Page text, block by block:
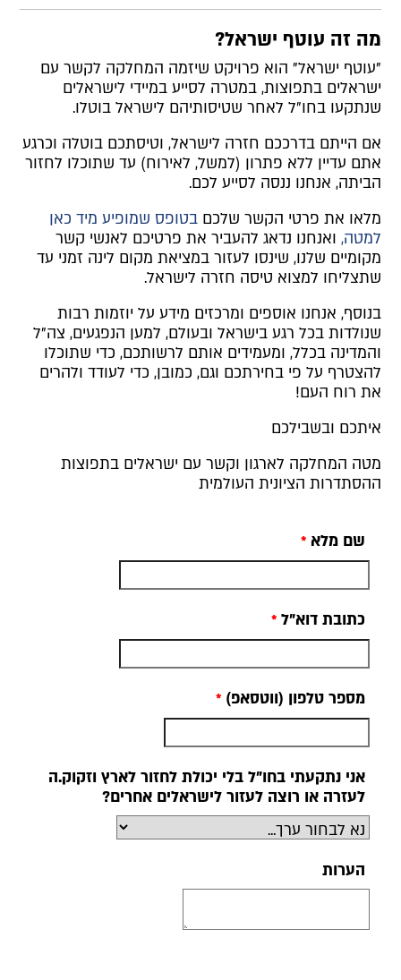
מה זה עוטף ישראל?
"עוטף ישראל" הוא פרויקט שיזמה המחלקה לקשר עם
ישראלים בתפוצות, במטרה לסייע במיידי לישראלים
שנתקעו בחו"ל לאחר שטיסותיהם לישראל בוטלו.
אם הייתם בדרככם חזרה לישראל, וטיסתכם בוטלה וכרגע
אתם עדיין ללא פתרון (למשל, לאירוח) עד שתוכלו לחזור
הביתה, אנחנו ננסה לסייע לכם.
מלאו את פרטי הקשר שלכםבטופס שמופיע מיד כאן
למטה, ואנחנו נדאג להעביר את פרטיכם לאנשי קשר
מקומיים שלנו, שינסו לעזור במציאת מקום לינה זמני עד
שתצליחו למצוא טיסה חזרה לישראל.
בנוסף, אנחנו אוספים ומרכזים מידע על יוזמות רבות
שנולדות בכל רגע בישראל ובעולם, למען הנפגעים, צה"ל
והמדינה בכלל, ומעמידים אותם לרשותכם, כדי שתוכלו
להצטרף על פי בחירתכם וגם, כמובן, כדי לעודד ולהרים
את רוח העם!
איתכם ובשבילכם
מטה המחלקה לארגון וקשר עם ישראלים בתפוצות
ההסתדרות הציונית העולמית
שם מלא
כתובת דוא"ל
מספר טלפון (ווטסאפ)
אני נתקעתי בחו"ל בלי יכולת לחזור לארץ וזקוק.ה
לעזרה או רוצה לעזור לישראלים אחרים?
הערות